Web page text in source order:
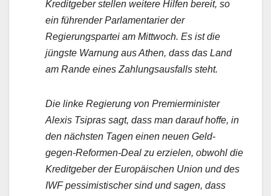
Kreditgeber stellen weitere Hilfen bereit, so
ein führender Parlamentarier der
Regierungspartei am Mittwoch. Es ist die
jüngste Warnung aus Athen, dass das Land
am Rande eines Zahlungsausfalls steht.
Die linke Regierung von Premierminister
Alexis Tsipras sagt, dass man darauf hoffe, in
den nächsten Tagen einen neuen Geld-
gegen-Reformen-Deal zu erzielen, obwohl die
Kreditgeber der Europäischen Union und des
IWF pessimistischer sind und sagen, dass